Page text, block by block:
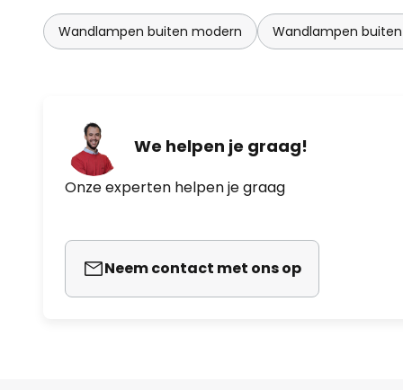
Wandlampen buiten modern Wandlampen
We helpen je graag!
Onze experten helpen je graag
Neem contact met ons op